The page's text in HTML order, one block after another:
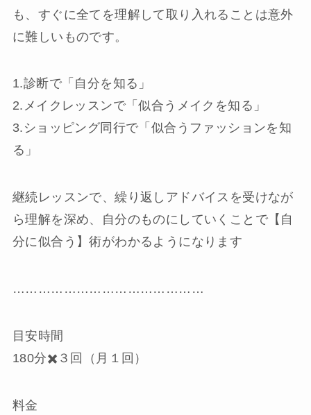
も、すぐに全てを理解して取り入れることは意外
に難しいものです。
1.診断で「自分を知る」
2.メイクレッスンで「似合うメイクを知る」
3.ショッピング同行で「似合うファッションを知
る」
継続レッスンで、繰り返しアドバイスを受けなが
ら理解を深め、自分のものにしていくことで【自
分に似合う】術がわかるようになります
………………………………………
目安時間
180分✖️３回（月１回）
料金